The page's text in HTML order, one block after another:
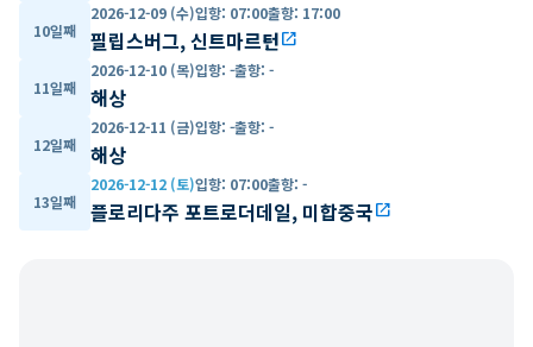
10일째
2026-12-09 (수)입항: 07:00출항: 17:00
필립스버그, 신트마르턴open_in_new
11일째
2026-12-10 (목)입항: -출항: -
해상
12일째
2026-12-11 (금)입항: -출항: -
해상
13일째
2026-12-12 (토)입항: 07:00출항: -
플로리다주 포트로더데일, 미합중국open_in_new